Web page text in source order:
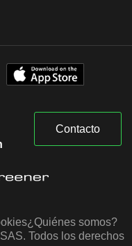
Contacto
¿Quiénes somos?
Todos los derechos